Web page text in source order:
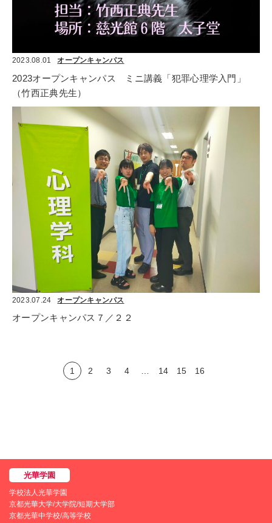
2023.08.01 オープンキャンパス
2023オープンキャンパス　ミニ講義「犯罪心理学入門」
（竹西正典先生）
2023.07.24 オープンキャンパス
オープンキャンパス７／２２
1 2 3 4 … 14 15 16
学校法人光華学園
京都光華大学/大学院/短期大学部
京都光華中学校/高等学校